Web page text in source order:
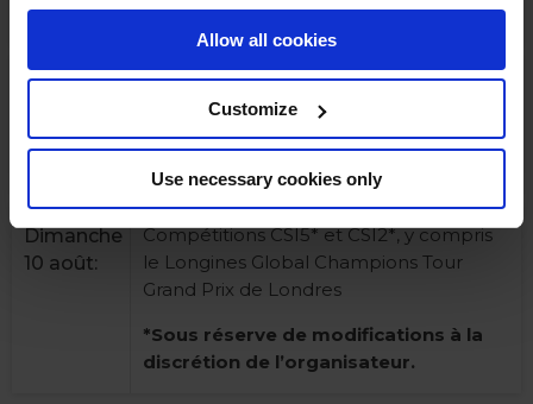
Allow all cookies
Customize
Use necessary cookies only
discrétion de l’organisateur.
Samedi 9
Compétitions CSI5* et CSI2*.
*Sous réserve de modifications à la
Dimanche
10 août:
Compétitions CSI5* et CSI2*, y compris
le Longines Global Champions Tour
Grand Prix de Londres
*Sous réserve de modifications à la
discrétion de l’organisateur.